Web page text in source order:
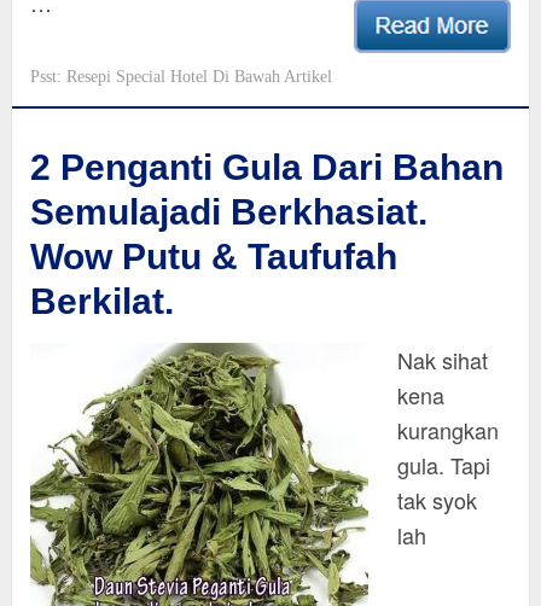
Psst: Resepi Special Hotel Di Bawah Artikel
2 Penganti Gula Dari Bahan
Semulajadi Berkhasiat.
Wow Putu & Taufufah
Berkilat.
Nak sihat
kena
kurangkan
gula. Tapi
tak syok
lah